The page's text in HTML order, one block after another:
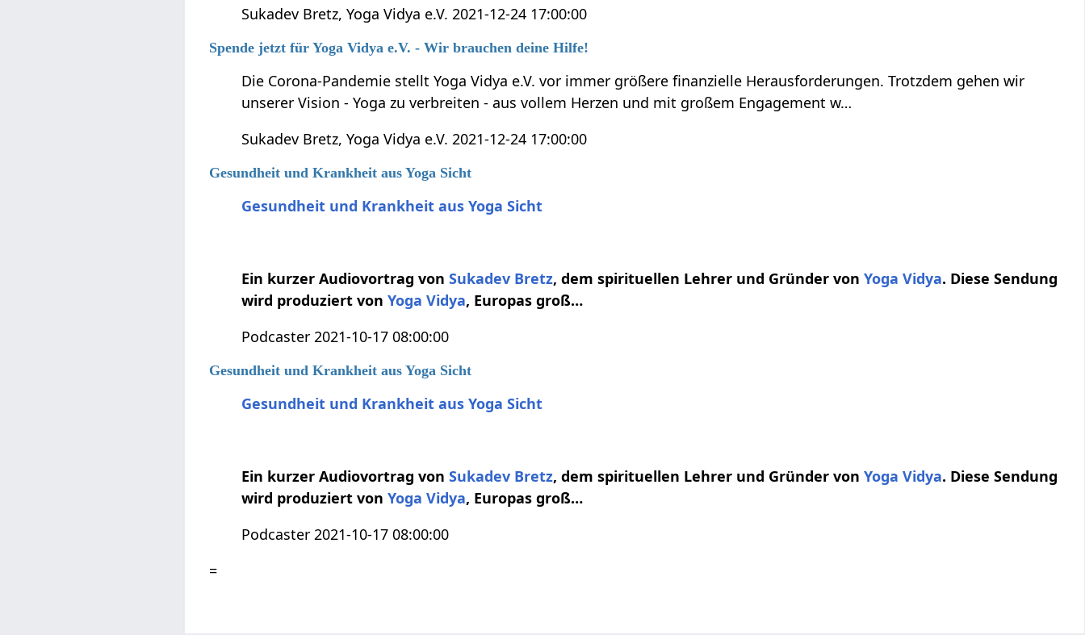
Sukadev Bretz, Yoga Vidya e.V. 2021-12-24 17:00:00
Spende jetzt für Yoga Vidya e.V. - Wir brauchen deine Hilfe!
Die Corona-Pandemie stellt Yoga Vidya e.V. vor immer größere finanzielle Herausforderungen. Trotzdem gehen wir
unserer Vision - Yoga zu verbreiten - aus vollem Herzen und mit großem Engagement w…
Sukadev Bretz, Yoga Vidya e.V. 2021-12-24 17:00:00
Gesundheit und Krankheit aus Yoga Sicht
Gesundheit und Krankheit aus Yoga Sicht
Ein kurzer Audiovortrag vonSukadev Bretz, dem spirituellen Lehrer und Gründer vonYoga Vidya. Diese Sendung
wird produziert vonYoga Vidya, Europas groß…
Podcaster 2021-10-17 08:00:00
Gesundheit und Krankheit aus Yoga Sicht
Gesundheit und Krankheit aus Yoga Sicht
Ein kurzer Audiovortrag vonSukadev Bretz, dem spirituellen Lehrer und Gründer vonYoga Vidya. Diese Sendung
wird produziert vonYoga Vidya, Europas groß…
Podcaster 2021-10-17 08:00:00
=